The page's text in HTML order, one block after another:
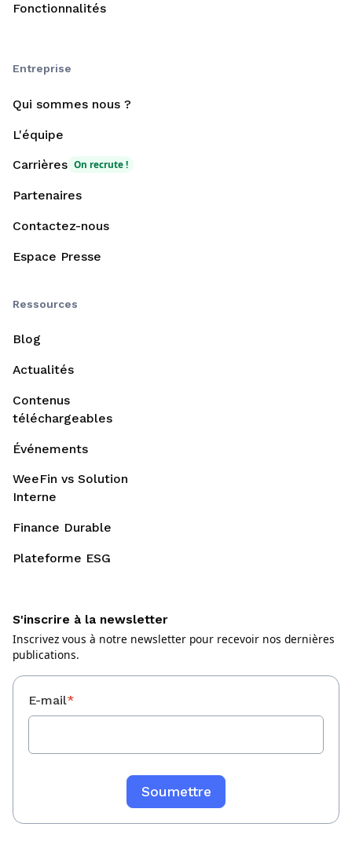
Fonctionnalités
Entreprise
Qui sommes nous ?
L'équipe
Carrières On recrute !
Partenaires
Contactez-nous
Espace Presse
Ressources
Blog
Actualités
Contenus
téléchargeables
Événements
WeeFin vs Solution
Interne
Finance Durable
Plateforme ESG
S'inscrire à la newsletter
Inscrivez vous à notre newsletter pour recevoir nos dernières
publications.
E-mail*